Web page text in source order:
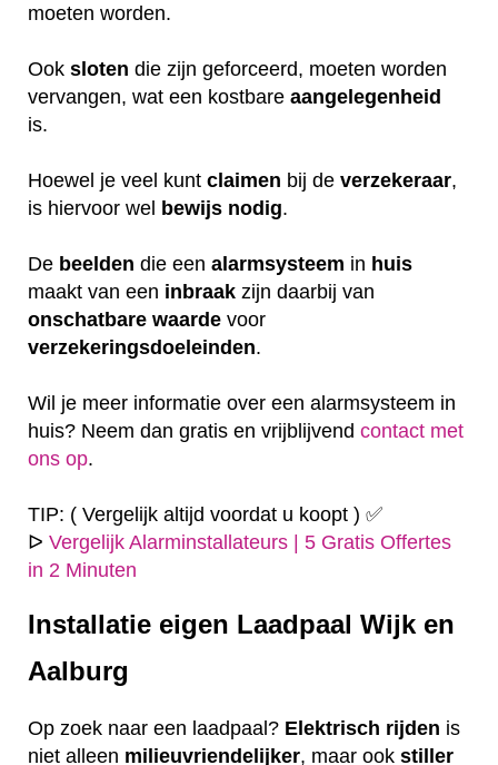
moeten worden.
Ook sloten die zijn geforceerd, moeten worden
vervangen, wat een kostbare aangelegenheid
is.
Hoewel je veel kunt claimen bij de verzekeraar,
is hiervoor wel bewijs nodig.
De beelden die een alarmsysteem in huis
maakt van een inbraak zijn daarbij van
onschatbare waarde voor
verzekeringsdoeleinden.
Wil je meer informatie over een alarmsysteem in
huis? Neem dan gratis en vrijblijvend contact met
ons op.
TIP: ( Vergelijk altijd voordat u koopt ) ✅
ᐅ Vergelijk Alarminstallateurs | 5 Gratis Offertes
in 2 Minuten
Installatie eigen Laadpaal Wijk en
Aalburg
Op zoek naar een laadpaal? Elektrisch rijden is
niet alleen milieuvriendelijker, maar ook stiller